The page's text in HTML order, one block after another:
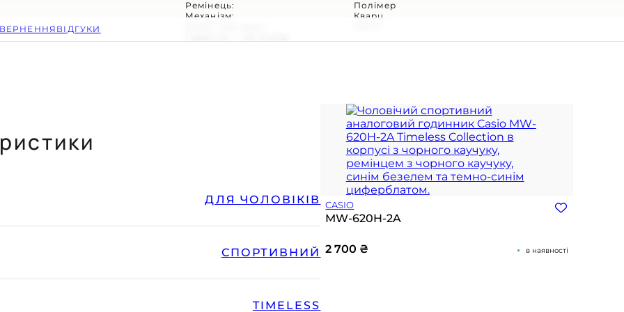
Ремінець:
Механізм:
Полімер
Кварц
ВІДГУКИ
ДЛЯ ЧОЛОВІКІВ
СПОРТИВНИЙ
TIMELESS
CASIO
MW-620H-2A
2 700 ₴ в наявності